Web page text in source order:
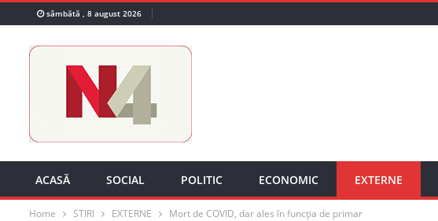
sâmbătă , 8 august 2026
ACASĂ SOCIAL POLITIC ECONOMIC EXTERNE
Home STIRI EXTERNE Mort de COVID, dar ales în funcția de primar